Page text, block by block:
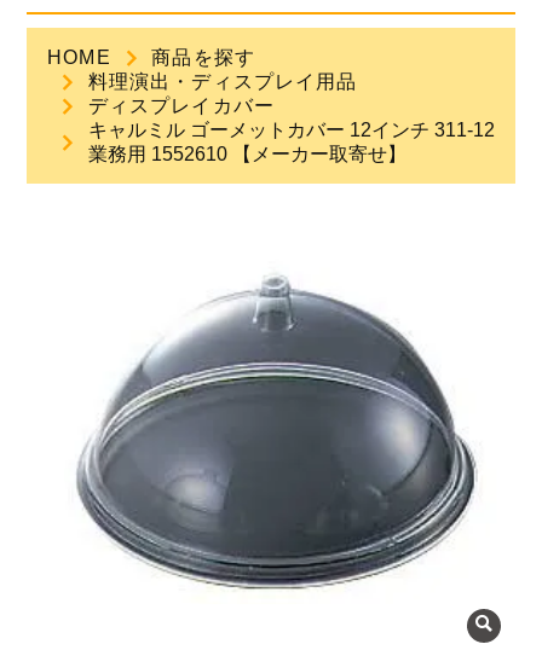
新規登録
商品一覧
ご利用ガイド
会社概要
OEMについて
Instagram
HOME
商品を探す
料理演出・ディスプレイ用品
ディスプレイカバー
キャルミル ゴーメットカバー 12インチ 311-12
業務用 1552610 【メーカー取寄せ】